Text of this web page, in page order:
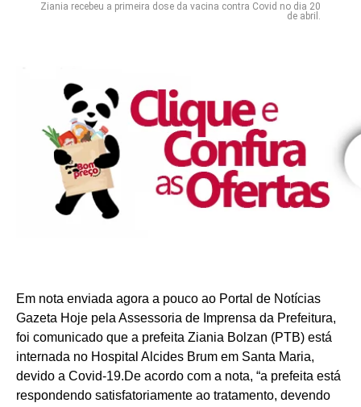
Ziania recebeu a primeira dose da vacina contra Covid no dia 20
de abril.
Em nota enviada agora a pouco ao Portal de Notícias
Gazeta Hoje pela Assessoria de Imprensa da Prefeitura,
foi comunicado que a prefeita Ziania Bolzan (PTB) está
internada no Hospital Alcides Brum em Santa Maria,
devido a Covid-19.De acordo com a nota, “a prefeita está
respondendo satisfatoriamente ao tratamento, devendo